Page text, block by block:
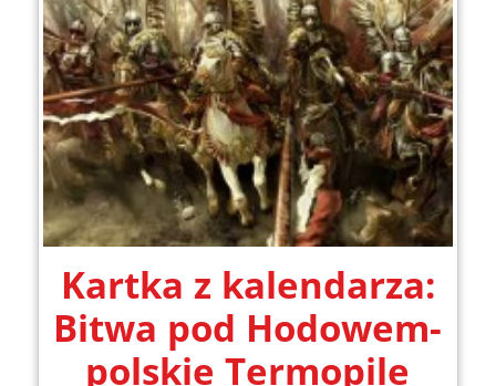
Kartka z kalendarza:
Bitwa pod Hodowem-
polskie Termopile